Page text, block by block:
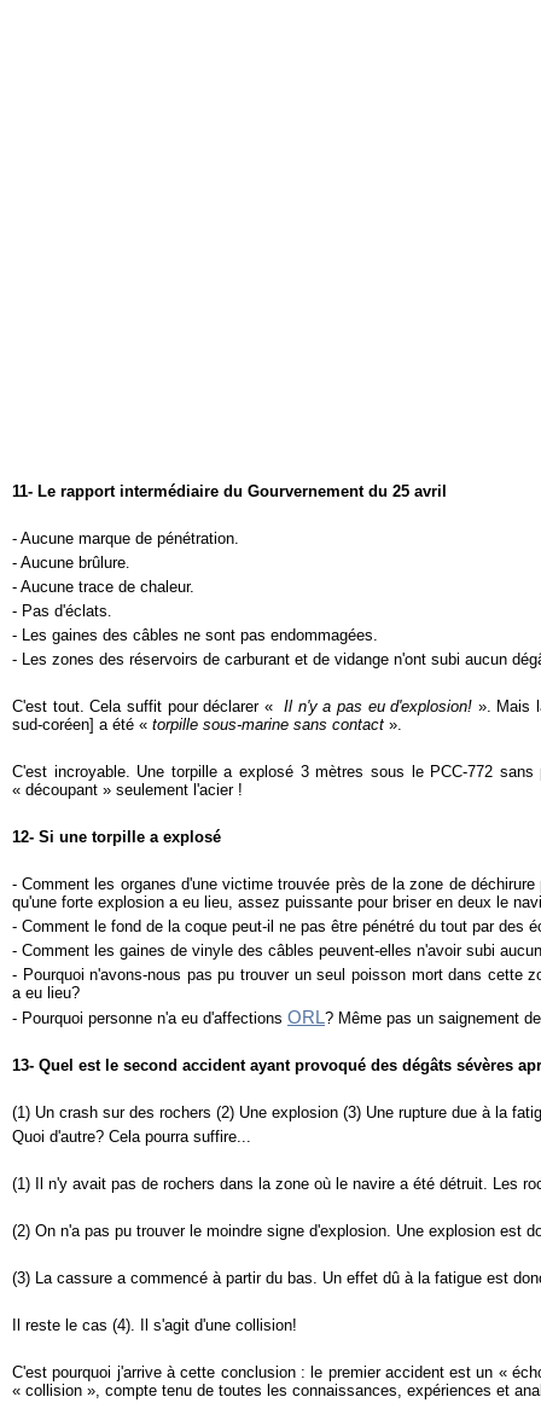
11- Le rapport intermédiaire du Gourvernement du 25 avril
- Aucune marque de pénétration.
- Aucune brûlure.
- Aucune trace de chaleur.
- Pas d'éclats.
- Les gaines des câbles ne sont pas endommagées.
- Les zones des réservoirs de carburant et de vidange n'ont subi aucun
C'est tout. Cela suffit pour déclarer « Il n'y a pas eu d'explosion! ». Mais
sud-coréen] a été « torpille sous-marine sans contact ».
C'est incroyable. Une torpille a explosé 3 mètres sous le PCC-772 sans
« découpant » seulement l'acier !
12- Si une torpille a explosé
- Comment les organes d'une victime trouvée près de la zone de
qu'une forte explosion a eu lieu, assez puissante pour briser en deux le
- Comment le fond de la coque peut-il ne pas être pénétré du tout par des
- Comment les gaines de vinyle des câbles peuvent-elles n'avoir subi
- Pourquoi n'avons-nous pas pu trouver un seul poisson mort dans cette
a eu lieu?
- Pourquoi personne n'a eu d'affections ORL? Même pas un saignement
13- Quel est le second accident ayant provoqué des dégâts sévères
(1) Un crash sur des rochers (2) Une explosion (3) Une rupture due à la
Quoi d'autre? Cela pourra suffire...
(1) Il n'y avait pas de rochers dans la zone où le navire a été détruit. Les
(2) On n'a pas pu trouver le moindre signe d'explosion. Une explosion est
(3) La cassure a commencé à partir du bas. Un effet dû à la fatigue est
Il reste le cas (4). Il s'agit d'une collision!
C'est pourquoi j'arrive à cette conclusion : le premier accident est un «
« collision », compte tenu de toutes les connaissances, expériences et